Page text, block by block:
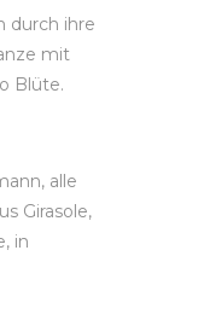
durch ihre
mit
Blüte.
alle
Girasole,
in